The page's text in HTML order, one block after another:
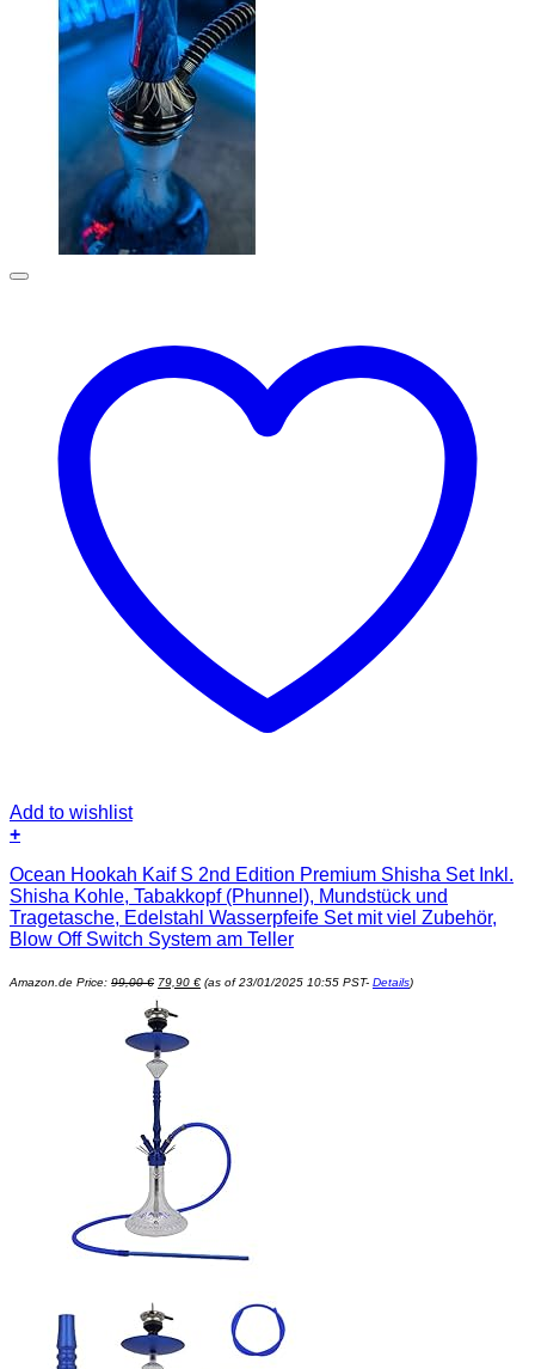
Add to wishlist
+
Ocean Hookah Kaif S 2nd Edition Premium Shisha Set Inkl.
Shisha Kohle, Tabakkopf (Phunnel), Mundstück und
Tragetasche, Edelstahl Wasserpfeife Set mit viel Zubehör,
Blow Off Switch System am Teller
Amazon.de Price: 99,00€
Ursprünglicher
Preis
war:
99,00 €
79,90 €
Aktueller
Preis
(as of 23/01/2025 10:55 PST- Details)